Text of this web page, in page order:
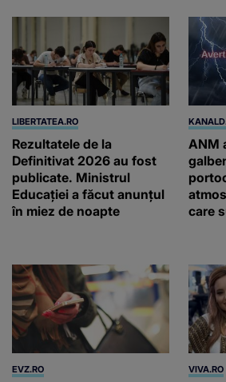
LIBERTATEA.RO
Rezultatele de la
Definitivat 2026 au fost
publicate. Ministrul
Educației a făcut anunțul
în miez de noapte
ANM
care
EVZ.RO VIVA.RO